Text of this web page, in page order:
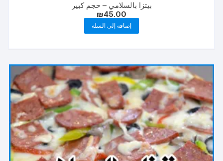
بيتزا بالسلامي – حجم كبير
₪45.00
إضافة إلى السلة